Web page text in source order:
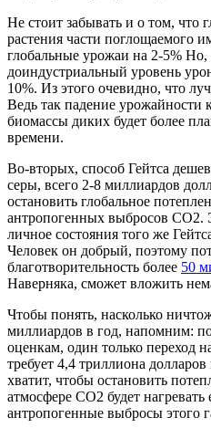
Не стоит забывать и о том, что
растения части поглощаемого
глобальные урожаи на 2-5%
доиндустриальный уровень
10%. Из этого очевидно, что
Ведь так падение урожайности
биомассы диких будет более
времени.
Во-вторых, способ Гейтса
серы, всего 2-8 миллиардов
остановить глобальное
антропогенных выбросов СО2.
личное состояния того же
Человек он добрый, поэтому
благотворительность более 50
Наверняка, сможет вложить
Чтобы понять, насколько
миллиардов в год, напомним:
оценкам, один только переход
требует 4,4 триллиона
хватит, чтобы остановить
атмосфере СО2 будет нагревать
антропогенные выбросы этого